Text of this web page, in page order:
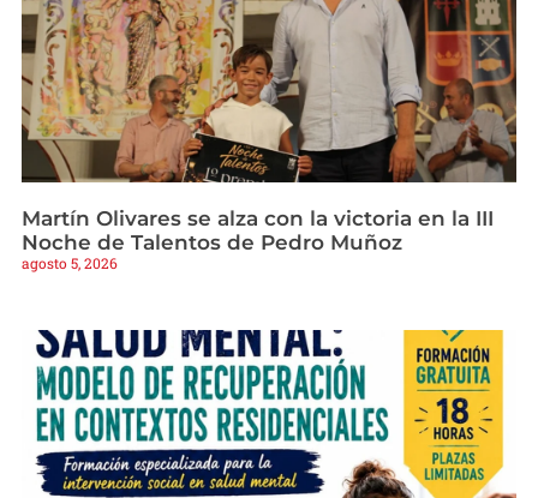
Martín Olivares se alza con la victoria en la III
Noche de Talentos de Pedro Muñoz
agosto 5, 2026